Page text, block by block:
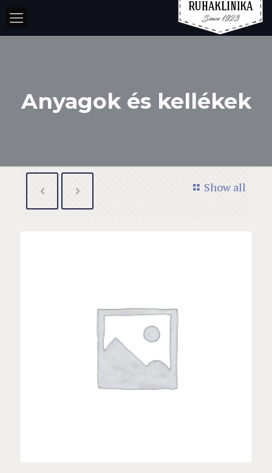
Anyagok és kellékek
Show all